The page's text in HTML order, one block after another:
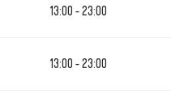
13:00 - 23:00
13:00 - 23:00